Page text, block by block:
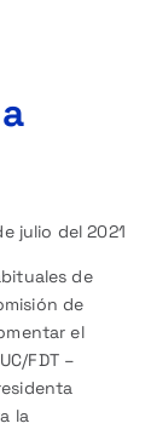
julio del 2021
de
de
el
FDT –
la